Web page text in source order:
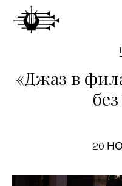
«Джаз в
20